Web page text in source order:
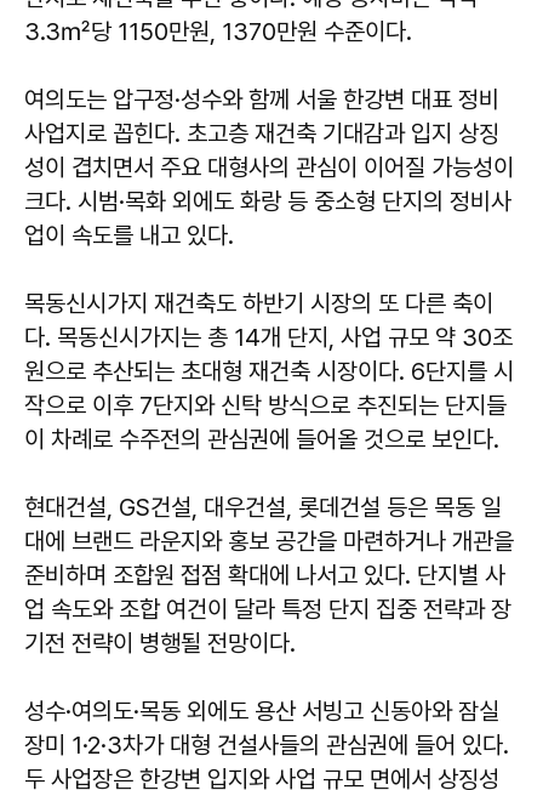
3.3㎡당 1150만원, 1370만원 수준이다.
여의도는 압구정·성수와 함께 서울 한강변 대표 정비
사업지로 꼽힌다. 초고층 재건축 기대감과 입지 상징
성이 겹치면서 주요 대형사의 관심이 이어질 가능성이
크다. 시범·목화 외에도 화랑 등 중소형 단지의 정비사
업이 속도를 내고 있다.
목동신시가지 재건축도 하반기 시장의 또 다른 축이
다. 목동신시가지는 총 14개 단지, 사업 규모 약 30조
원으로 추산되는 초대형 재건축 시장이다. 6단지를 시
작으로 이후 7단지와 신탁 방식으로 추진되는 단지들
이 차례로 수주전의 관심권에 들어올 것으로 보인다.
현대건설, GS건설, 대우건설, 롯데건설 등은 목동 일
대에 브랜드 라운지와 홍보 공간을 마련하거나 개관을
준비하며 조합원 접점 확대에 나서고 있다. 단지별 사
업 속도와 조합 여건이 달라 특정 단지 집중 전략과 장
기전 전략이 병행될 전망이다.
성수·여의도·목동 외에도 용산 서빙고 신동아와 잠실
장미 1·2·3차가 대형 건설사들의 관심권에 들어 있다.
두 사업장은 한강변 입지와 사업 규모 면에서 상징성